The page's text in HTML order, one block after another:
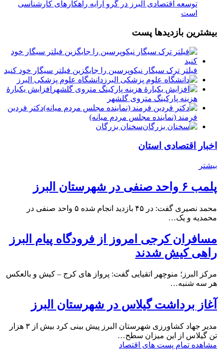
توسعه اقتصادی البرز در گرو ارایه راهکارهای کارشناسی
است
بیشترین بازدیدها پست
فیلتر ترک سیگار نیکوپرسین را جایگزین فیلتر سیگار خود کنید
دانشگاه علوم پزشکی البرز
افزایش یکبارۀ
هزینه پارکینگ متروی گلشهر
دكتر فردين
فرمند (نماينده مجلس مردم میانه)
سخنان بزرگان
اخبار اقتصادی استان
بیشتر
پلمب ۶ واحد صنفی در شهرستان البرز
محمد نصیری گفت: در ۴۵ بازدید انجام شده ۵ واحد صنفی در
محمدیه و یک…
مسافران کرجی امروز از فرودگاه پیام البرز
راهی کیش شدند
مرکز البرز؛ منوچهر اتقیایی گفت: پرواز های کرج – کیش و بالعکس
هر سه شنبه…
آغاز برداشت گیلاس در شهرستان البرز
مدیر جهاد کشاورزی شهرستان البرز پیش بینی کرد بیش از ۳ هزار
تن گیلاس از این میزان سطح…
مشاهده تمام پست های اقتصاد